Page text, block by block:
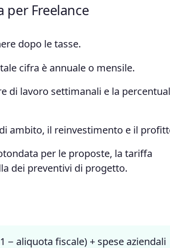
per Freelance
dopo le tasse.
cifra è annuale o mensile.
di lavoro settimanali e la
ambito, il reinvestimento e il
per le proposte, la tariffa
dei preventivi di progetto.
aliquota fiscale) + spese aziendali